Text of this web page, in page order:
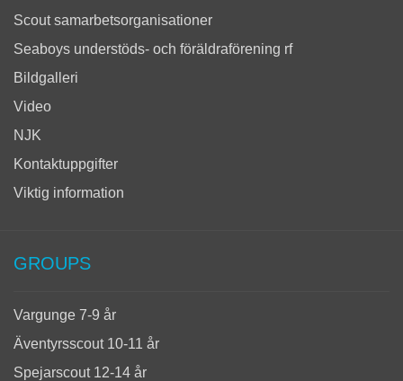
Scout samarbetsorganisationer
Seaboys understöds- och föräldraförening rf
Bildgalleri
Video
NJK
Kontaktuppgifter
Viktig information
GROUPS
Vargunge 7-9 år
Äventyrsscout 10-11 år
Spejarscout 12-14 år